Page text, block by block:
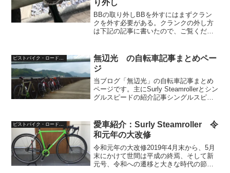
り外し
BBの取り外しBBを外すにはまずクラン
クを外す必要がある。クランクの外し方
は下記の記事に書いたので、ご覧くださ
ーンリングの無い側、左側から外してい
きましょう。BBがは...
ピストバイク・ロードバイク
無辺光 の自転車記事まとめペー
ジ
当ブログ「無辺光」の自転車記事まとめ
ページです。主にSurly Steamrollerとシン
グルスピードの紹介記事シングルスピー
ペイントの記事自転車トリック(スタンデ
ィ...
ピストバイク・ロードバイク
愛車紹介：Surly Steamroller 令
和元年の大改修
令和元年の大改修2019年4月末から、5月
末にかけて世間は平成の終焉、そして新
元号、令和への遷移と大きな時代の節目